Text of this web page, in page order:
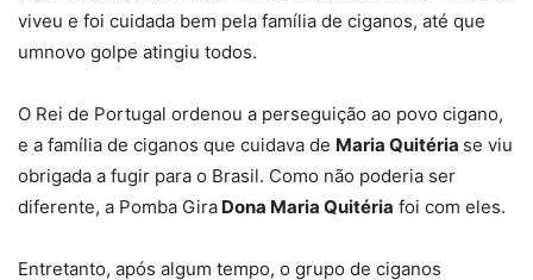
viveu e foi cuidada bem pela família de ciganos, até que
umnovo golpe atingiu todos.
O Rei de Portugal ordenou a perseguição ao povo cigano,
e a família de ciganos que cuidava de Maria Quitéria se viu
obrigada a fugir para o Brasil. Como não poderia ser
diferente, a Pomba Gira Dona Maria Quitéria foi com eles.
Entretanto, após algum tempo, o grupo de ciganos